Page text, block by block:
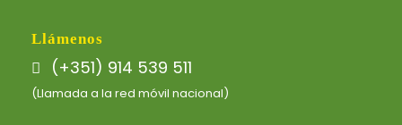
Llámenos
(+351) 914 539 511
(Llamada a la red móvil nacional)